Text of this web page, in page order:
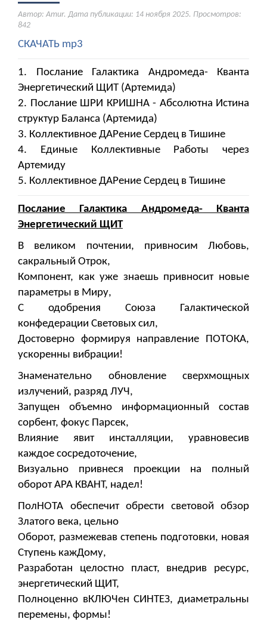
Автор: Amur. Дата публикации: 14 ноября 2025. Просмотров:
842
СКАЧАТЬ mp3
1. Послание Галактика Андромеда- Кванта
Энергетический ЩИТ (Артемида)
2. Послание ШРИ КРИШНА - Абсолютна Истина
структур Баланса (Артемида)
3. Коллективное ДАРение Сердец в Тишине
4. Единые Коллективные Работы через
Артемиду
5. Коллективное ДАРение Сердец в Тишине
Послание Галактика Андромеда- Кванта
Энергетический ЩИТ
В великом почтении, привносим Любовь,
сакральный Отрок,
Компонент, как уже знаешь привносит новые
параметры в Миру,
С одобрения Союза Галактической
конфедерации Световых сил,
Достоверно формируя направление ПОТОКА,
ускоренны вибрации!
Знаменательно обновление сверхмощных
излучений, разряд ЛУЧ,
Запущен объемно информационный состав
сорбент, фокус Парсек,
Влияние явит инсталляции, уравновесив
каждое сосредоточение,
Визуально привнеся проекции на полный
оборот АРА КВАНТ, надел!
ПолНОТА обеспечит обрести световой обзор
Златого века, цельно
Оборот, размежевав степень подготовки, новая
Ступень кажДому,
Разработан целостно пласт, внедрив ресурс,
энергетический ЩИТ,
Полноценно вКЛЮЧен СИНТЕЗ, диаметральны
перемены, формы!